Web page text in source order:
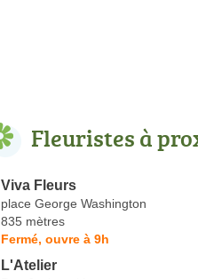
Fleuristes à
Viva Fleurs
place George Washington
835 mètres
Fermé, ouvre à 9h
L'Atelier